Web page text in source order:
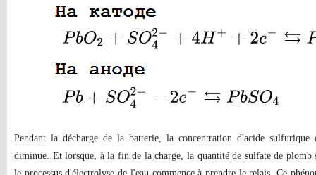
Pendant la décharge de la batterie, la concentration d'acide
diminue. Et lorsque, à la fin de la charge, la quantité de sulfate de plomb